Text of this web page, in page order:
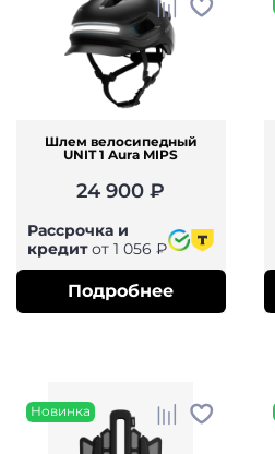
Шлем велосипедный
UNIT 1 Aura MIPS
24 900 ₽
Рассрочка и
кредитот 1 056 ₽
Подробнее
Новинка